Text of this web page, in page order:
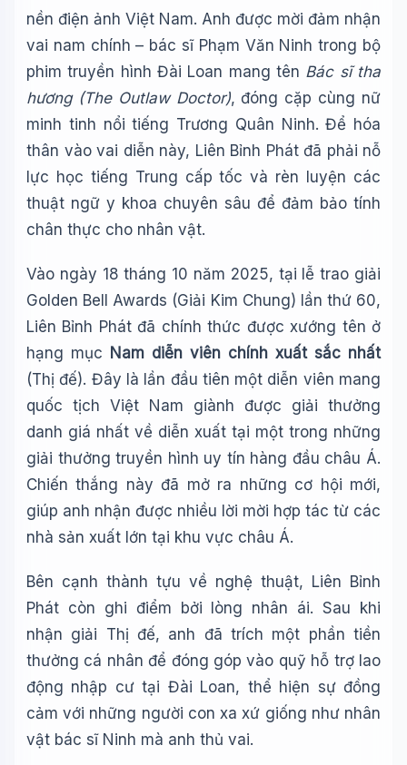
nền điện ảnh Việt Nam. Anh được mời đảm nhận
vai nam chính – bác sĩ Phạm Văn Ninh trong bộ
phim truyền hình Đài Loan mang tên Bác sĩ tha
hương (The Outlaw Doctor), đóng cặp cùng nữ
minh tinh nổi tiếng Trương Quân Ninh. Để hóa
thân vào vai diễn này, Liên Bỉnh Phát đã phải nỗ
lực học tiếng Trung cấp tốc và rèn luyện các
thuật ngữ y khoa chuyên sâu để đảm bảo tính
chân thực cho nhân vật.
Vào ngày 18 tháng 10 năm 2025, tại lễ trao giải
Golden Bell Awards (Giải Kim Chung) lần thứ 60,
Liên Bỉnh Phát đã chính thức được xướng tên ở
hạng mục Nam diễn viên chính xuất sắc nhất
(Thị đế). Đây là lần đầu tiên một diễn viên mang
quốc tịch Việt Nam giành được giải thưởng
danh giá nhất về diễn xuất tại một trong những
giải thưởng truyền hình uy tín hàng đầu châu Á.
Chiến thắng này đã mở ra những cơ hội mới,
giúp anh nhận được nhiều lời mời hợp tác từ các
nhà sản xuất lớn tại khu vực châu Á.
Bên cạnh thành tựu về nghệ thuật, Liên Bỉnh
Phát còn ghi điểm bởi lòng nhân ái. Sau khi
nhận giải Thị đế, anh đã trích một phần tiền
thưởng cá nhân để đóng góp vào quỹ hỗ trợ lao
động nhập cư tại Đài Loan, thể hiện sự đồng
cảm với những người con xa xứ giống như nhân
vật bác sĩ Ninh mà anh thủ vai.